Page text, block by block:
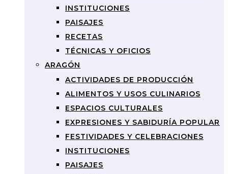
INSTITUCIONES
PAISAJES
RECETAS
TÉCNICAS Y OFICIOS
ARAGÓN
ACTIVIDADES DE PRODUCCIÓN
ALIMENTOS Y USOS CULINARIOS
ESPACIOS CULTURALES
EXPRESIONES Y SABIDURÍA POPULAR
FESTIVIDADES Y CELEBRACIONES
INSTITUCIONES
PAISAJES